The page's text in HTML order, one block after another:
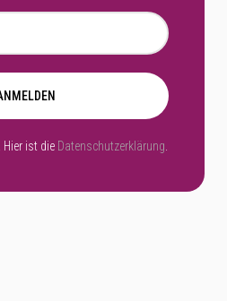
Hier ist die Datenschutzerklärung.